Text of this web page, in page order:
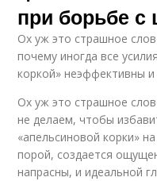
при борьбе
Ох уж это страшное
почему иногда все
коркой» неэффективны
Ох уж это страшное
не делаем, чтобы
«апельсиновой корки»
порой, создается
напрасны, и идеальной